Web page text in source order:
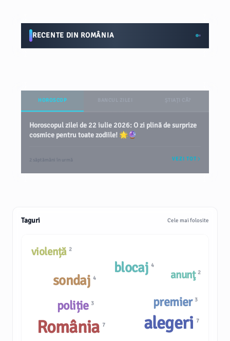
RECENTE DIN ROMÂNIA
HOROSCOP
Horoscopul zilei de 22 iulie 2026: O zi plină de surprize
cosmice pentru toate zodiile! 🌟🔮
2 săptămâni în urmă VEZI TOT
Taguri Cele mai folosite
România7
poliție 3
violență 2
premier 3
alegeri7
sondaj4 anunţ 2
blocaj4